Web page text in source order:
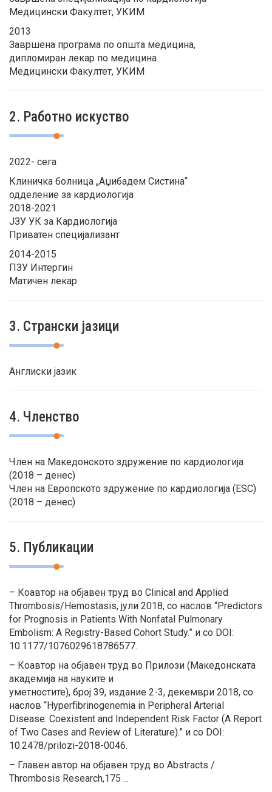
Медицински Факултет, УКИМ
2013
Завршена програма по општа медицина,
дипломиран лекар по медицина
Медицински Факултет, УКИМ
2. Работно искуство
2022- сега
Клиничка болница „Аџибадем Систина“
одделение за кардиологија
2018-2021
ЈЗУ УК за Кардиологија
Приватен специјализант
2014-2015
ПЗУ Интергин
Матичен лекар
3. Странски јазици
Англиски јазик
4. Членство
Член на Македонското здружение по кардиологија
(2018 – денес)
Член на Европското здружение по кардиологија (ESC)
(2018 – денес)
5. Публикации
– Коавтор на објавен труд во Clinical and Applied
Thrombosis/Hemostasis, јули 2018, со наслов “Predictors
for Prognosis in Patients With Nonfatal Pulmonary
Embolism: A Registry-Based Cohort Study.” и со DOI:
10.1177/1076029618786577.
– Коавтор на објавен труд во Прилози (Македонската
академија на науките и
уметностите), број 39, издание 2-3, декември 2018, со
наслов “Hyperfibrinogenemia in Peripheral Arterial
Disease: Coexistent and Independent Risk Factor (A Report
of Two Cases and Review of Literature).” и со DOI:
10.2478/prilozi-2018-0046.
– Главен автор на објавен труд во Abstracts /
Thrombosis Research,175 ...